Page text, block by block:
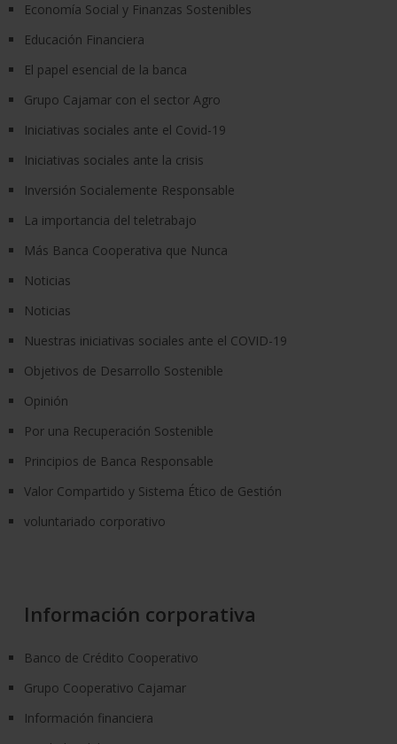
Economía Social y Finanzas Sostenibles
Educación Financiera
El papel esencial de la banca
Grupo Cajamar con el sector Agro
Iniciativas sociales ante el Covid-19
Iniciativas sociales ante la crisis
Inversión Socialemente Responsable
La importancia del teletrabajo
Más Banca Cooperativa que Nunca
Noticias
Noticias
Nuestras iniciativas sociales ante el COVID-19
Objetivos de Desarrollo Sostenible
Opinión
Por una Recuperación Sostenible
Principios de Banca Responsable
Valor Compartido y Sistema Ético de Gestión
voluntariado corporativo
Información corporativa
Banco de Crédito Cooperativo
Grupo Cooperativo Cajamar
Información financiera